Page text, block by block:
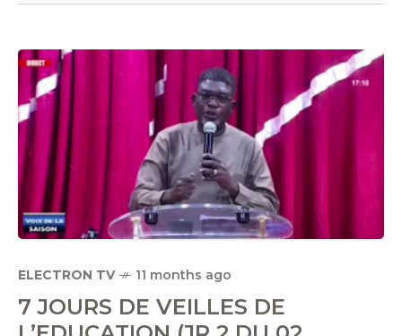
ELECTRON TV 11 months ago
7 JOURS DE VEILLES DE